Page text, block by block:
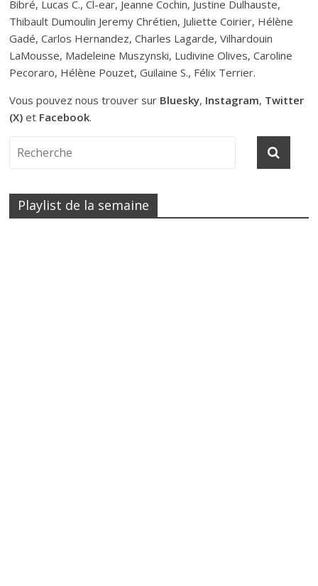
Bibré, Lucas C., Cl-ear, Jeanne Cochin, Justine Dulhauste,
Thibault Dumoulin Jeremy Chrétien, Juliette Coirier, Hélène
Gadé, Carlos Hernandez, Charles Lagarde, Vilhardouin
LaMousse, Madeleine Muszynski, Ludivine Olives, Caroline
Pecoraro, Hélène Pouzet, Guilaine S., Félix Terrier.
Vous pouvez nous trouver sur Bluesky, Instagram, Twitter
(X) et Facebook.
Playlist de la semaine